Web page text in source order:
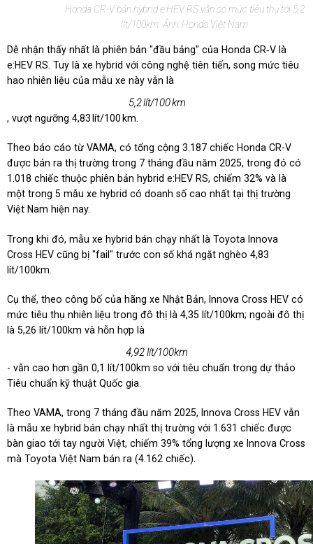
Honda CR-V bản hybrid e:HEV RS vẫn có mức tiêu thụ tới 5,2
lít/100km. Ảnh: Honda Việt Nam
Dễ nhận thấy nhất là phiên bản "đầu bảng" của Honda CR‑V là
e:HEV RS. Tuy là xe hybrid với công nghệ tiên tiến, song mức tiêu
hao nhiên liệu của mẫu xe này vẫn là
5,2 lít/100 km
, vượt ngưỡng 4,83 lít/100 km.
Theo báo cáo từ VAMA, có tổng cộng 3.187 chiếc Honda CR-V
được bán ra thị trường trong 7 tháng đầu năm 2025, trong đó có
1.018 chiếc thuộc phiên bản hybrid e:HEV RS, chiếm 32% và là
một trong 5 mẫu xe hybrid có doanh số cao nhất tại thị trường
Việt Nam hiện nay.
Trong khi đó, mẫu xe hybrid bán chạy nhất là Toyota Innova
Cross HEV cũng bị "fail" trước con số khá ngặt nghèo 4,83
lít/100km.
Cụ thể, theo công bố của hãng xe Nhật Bản, Innova Cross HEV có
mức tiêu thụ nhiên liệu trong đô thị là 4,35 lít/100km; ngoài đô thị
là 5,26 lít/100km và hỗn hợp là
4,92 lít/100km
- vẫn cao hơn gần 0,1 lít/100km so với tiêu chuẩn trong dự thảo
Tiêu chuẩn kỹ thuật Quốc gia.
Theo VAMA, trong 7 tháng đầu năm 2025, Innova Cross HEV vẫn
là mẫu xe hybrid bán chạy nhất thị trường với 1.631 chiếc được
bàn giao tới tay người Việt, chiếm 39% tổng lượng xe Innova Cross
mà Toyota Việt Nam bán ra (4.162 chiếc).